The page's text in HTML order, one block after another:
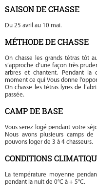
SAISON DE CHASSE
Du 25 avril au 10 mai.
MÉTHODE DE CHASSE
On chasse les grands tétras tôt
s’approche d’une façon très
arbres et chantent. Pendant la
moment ce qui Vous donne
On chasse les tétras lyres de
passée.
CAMP DE BASE
Vous serez logé pendant votre
Nous avons plusieurs camps
pouvons loger de 3 à 4 chasseurs.
CONDITIONS
La température moyenne
pendant la nuit de 0°C à + 5°C.